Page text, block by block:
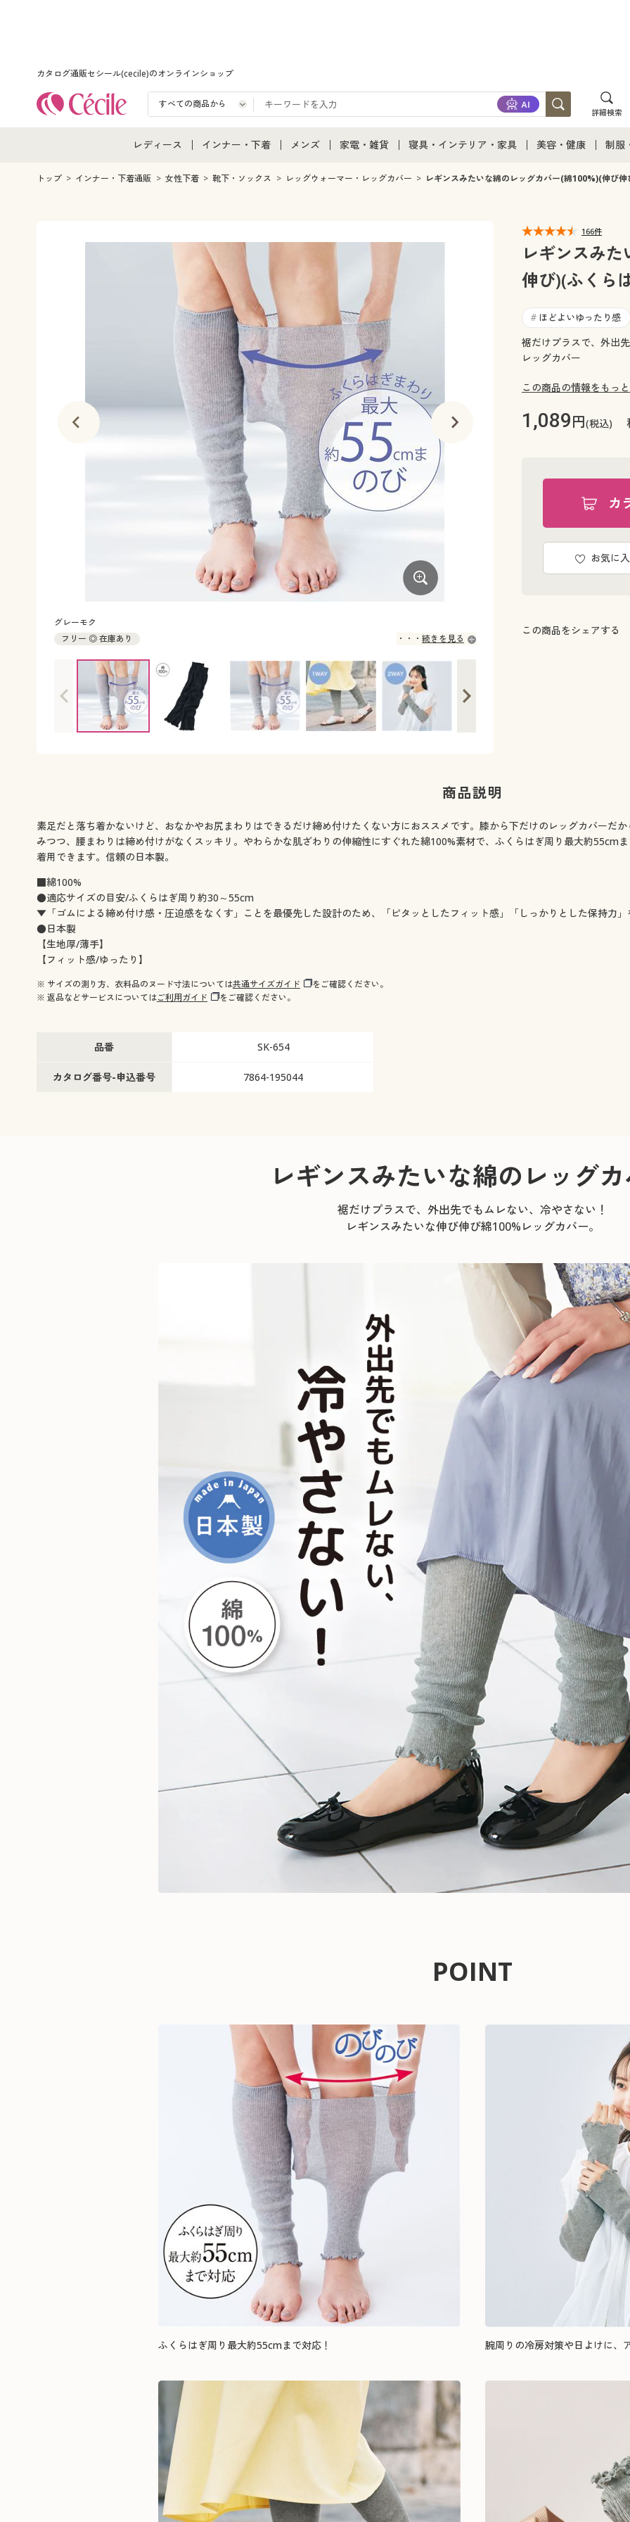
カタログ通販セシール(cecile)のオンラインショップ
詳細検索
レディース
レディース通販すべて
女性下着
インナー・下着
インナー・下着通販すべて
メンズ下着
ジュニア・ティーンズ下着
メンズ
メンズ通販すべて
メンズ下着
家電・雑貨
家電・雑貨すべて
キッチン・雑貨・日用品
寝具・インテリア・家具
寝具・インテリア・家具通販すべて
寝具・ベッド
カーテン・ラグ・ファブリック
美容・健康
美容・健康通販すべ
制服
制服
ジ
トップ インナー・下着通販 女性下着 靴下・ソックス レッグウォーマー・レッグカバー レギンスみたいな綿のレッグカバー(綿100%)(伸び
グレーモク
フリー ◎ 在庫あり
続きを見る
166件
レギンスみ
伸び)(ふくら
# ほどよいゆったり感
裾だけプラスで、外出
レッグカバー
この商品の情報をもっ
1,089円(税込)
カ
お気に
この商品をシェアする
商品説明
素足だと落ち着かないけど、おなかやお尻まわりはできるだけ締め付けたくない方におススメです。膝から下だけのレッグカバーだ
みつつ、腰まわりは締め付けがなくスッキリ。やわらかな肌ざわりの伸縮性にすぐれた綿100%素材で、ふくらはぎ周り最大約55cm
着用できます。信頼の日本製。
■綿100%
●適応サイズの目安/ふくらはぎ周り約30～55cm
▼「ゴムによる締め付け感・圧迫感をなくす」ことを最優先した設計のため、「ピタッとしたフィット感」「しっかりとした保持力
●日本製
【生地厚/薄手】
【フィット感/ゆったり】
※ サイズの測り方、衣料品のヌード寸法については共通サイズガイド
をご確認ください。
※ 返品などサービスについてはご利用ガイド をご確認ください。
品番 SK-654
カタログ番号-申込番号 7864-195044
レギンスみたいな綿のレッグ
裾だけプラスで、外出先でもムレない、冷やさない！
レギンスみたいな伸び伸び綿100%レッグカバー。
POINT
ふくらはぎ周り最大約55cmまで対応！ 腕周りの冷房対策や日よけに、